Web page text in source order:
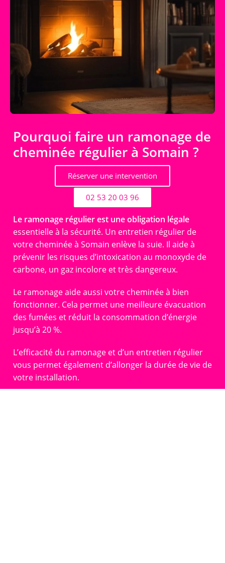
Pourquoi faire un ramonage de
cheminée régulier à Somain ?
Réserver une intervention
02 53 20 03 96
Le ramonage régulier est une obligation légale
essentielle à la sécurité. Un entretien régulier de
votre cheminée à Somain enlève la suie. Il aide à
prévenir les risques d’intoxication au monoxyde de
carbone, un gaz incolore et très dangereux.
Le ramonage aide aussi votre cheminée à bien
fonctionner. Cela permet une meilleure évacuation
des fumées et réduit la consommation d’énergie
jusqu’à 20 %.
L’efficacité du ramonage et d’un entretien régulier
vous permet également d’allonger la durée de vie de
votre installation.